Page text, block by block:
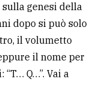
genesi della
dopo si può solo
il volumetto
il nome per
Q…”. Vai a